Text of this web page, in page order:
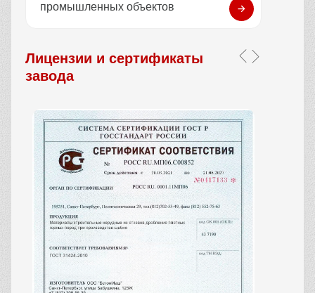
промышленных объектов
Лицензии и сертификаты
завода